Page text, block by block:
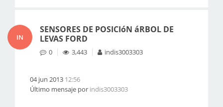
IN
SENSORES DE POSICIóN áRBOL DE
LEVAS FORD
0 3,443 indis3003303
04 jun 2013 12:56
Último mensaje por indis3003303